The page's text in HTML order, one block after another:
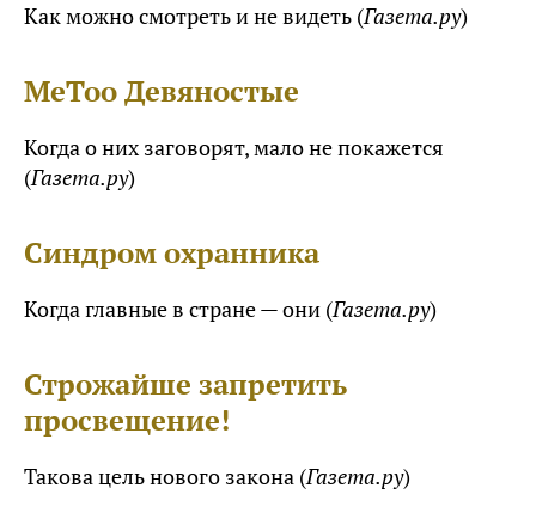
Как можно смотреть и не видеть (Газета.ру)
MeToo Девяностые
Когда о них заговорят, мало не покажется
(Газета.ру)
Синдром охранника
Когда главные в стране — они (Газета.ру)
Строжайше запретить
просвещение!
Такова цель нового закона (Газета.ру)